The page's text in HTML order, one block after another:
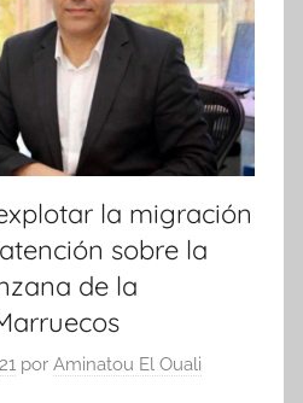
la migración
sobre la
de la
por Aminatou El Ouali